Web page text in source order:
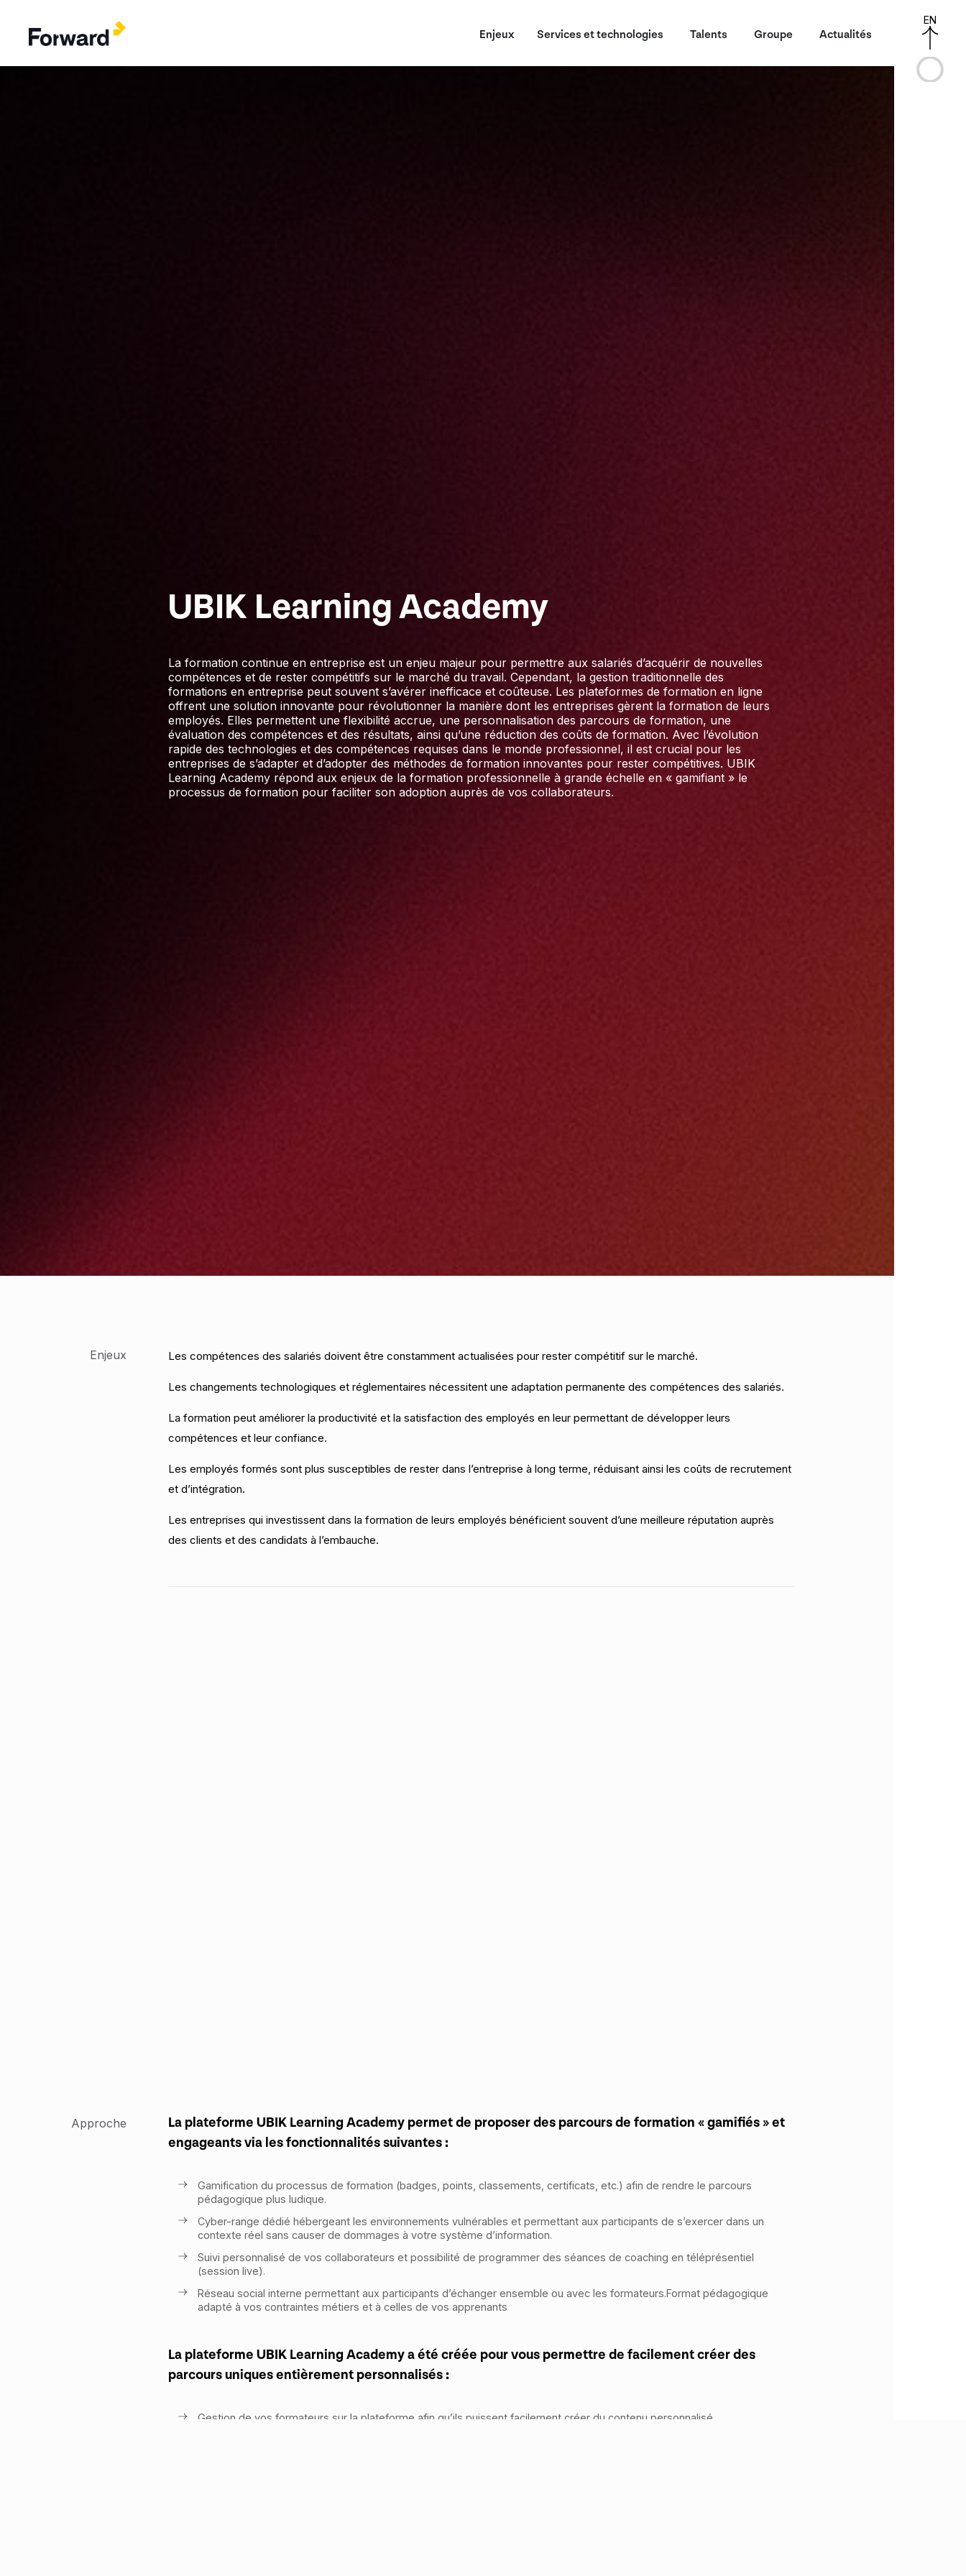
Enjeux Services et technologies Talents Groupe Actualités
UBIK Learning Academy
La formation continue en entreprise est un enjeu majeur pour permettre aux salariés d’acquérir de nouvelles
compétences et de rester compétitifs sur le marché du travail. Cependant, la gestion traditionnelle des
formations en entreprise peut souvent s’avérer inefficace et coûteuse. Les plateformes de formation en ligne
offrent une solution innovante pour révolutionner la manière dont les entreprises gèrent la formation de leurs
employés. Elles permettent une flexibilité accrue, une personnalisation des parcours de formation, une
évaluation des compétences et des résultats, ainsi qu’une réduction des coûts de formation. Avec l’évolution
rapide des technologies et des compétences requises dans le monde professionnel, il est crucial pour les
entreprises de s’adapter et d’adopter des méthodes de formation innovantes pour rester compétitives. UBIK
Learning Academy répond aux enjeux de la formation professionnelle à grande échelle en « gamifiant » le
processus de formation pour faciliter son adoption auprès de vos collaborateurs.
Enjeux Les compétences des salariés doivent être constamment actualisées pour rester compétitif sur le marché.
Les changements technologiques et réglementaires nécessitent une adaptation permanente des compétences des salariés.
La formation peut améliorer la productivité et la satisfaction des employés en leur permettant de développer leurs
compétences et leur confiance.
Les employés formés sont plus susceptibles de rester dans l’entreprise à long terme, réduisant ainsi les coûts de recrutement
et d’intégration.
Les entreprises qui investissent dans la formation de leurs employés bénéficient souvent d’une meilleure réputation auprès
des clients et des candidats à l’embauche.
Approche
La plateforme UBIK Learning Academy permet de proposer des parcours de formation « gamifiés » et
engageants via les fonctionnalités suivantes :
Gamification du processus de formation (badges, points, classements, certificats, etc.) afin de rendre le parcours
pédagogique plus ludique.
Cyber-range dédié hébergeant les environnements vulnérables et permettant aux participants de s’exercer dans un
contexte réel sans causer de dommages à votre système d’information.
Suivi personnalisé de vos collaborateurs et possibilité de programmer des séances de coaching en téléprésentiel
(session live).
Réseau social interne permettant aux participants d’échanger ensemble ou avec les formateurs.Format pédagogique
adapté à vos contraintes métiers et à celles de vos apprenants
La plateforme UBIK Learning Academy a été créée pour vous permettre de facilement créer des
parcours uniques entièrement personnalisés :
Gestion de vos formateurs sur la plateforme afin qu’ils puissent facilement créer du contenu personnalisé.
EN